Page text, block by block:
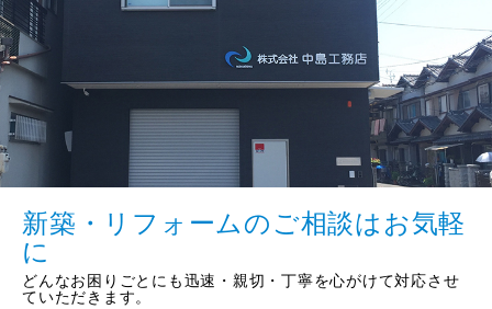
新築・リフォームのご相談はお気軽
に
どんなお困りごとにも迅速・親切・丁寧を心がけて対応させ
ていただきます。